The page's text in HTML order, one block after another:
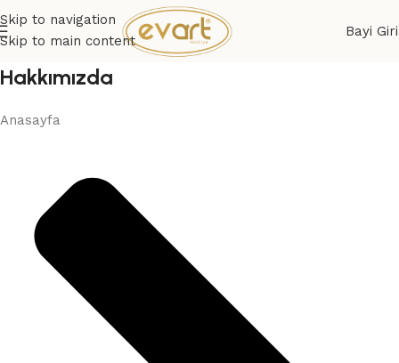
Skip to navigation
Skip to main content
Bayi
Hakkımızda
Anasayfa